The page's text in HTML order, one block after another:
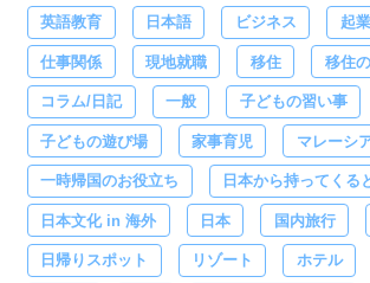
英語教育 日本語 ビジネス 起
仕事関係 現地就職 移住 移住
コラム/日記 一般 子どもの習い事
子どもの遊び場 家事育児 マレーシ
一時帰国のお役立ち 日本から持ってくる
日本文化 in 海外 日本 国内旅行
日帰りスポット リゾート ホテル